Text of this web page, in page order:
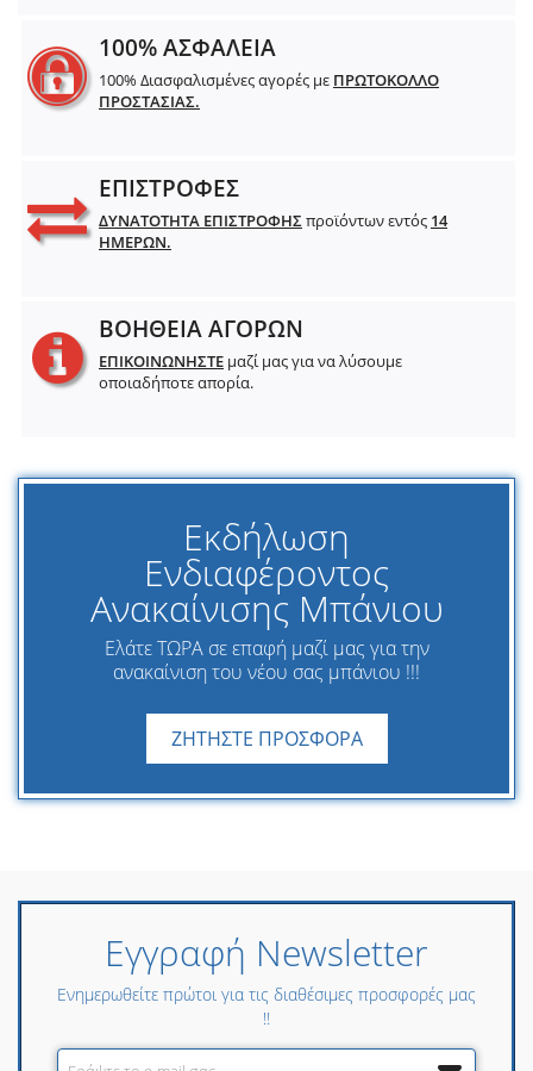
100% ΑΣΦΑΛΕΙΑ
100% Διασφαλισμένες αγορές με ΠΡΩΤΟΚΟΛΛΟ
ΠΡΟΣΤΑΣΙΑΣ.
ΕΠΙΣΤΡΟΦΕΣ
ΔΥΝΑΤΟΤΗΤΑ ΕΠΙΣΤΡΟΦΗΣπροϊόντων εντός 14
ΗΜΕΡΩΝ.
ΒΟΗΘΕΙΑ ΑΓΟΡΩΝ
ΕΠΙΚΟΙΝΩΝΗΣΤΕ μαζί μας για να λύσουμε
οποιαδήποτε απορία.
Εκδήλωση
Ενδιαφέροντος
Ανακαίνισης Μπάνιου
Ελάτε ΤΩΡΑ σε επαφή μαζί μας για την
ανακαίνιση του νέου σας μπάνιου !!!
ΖΗΤΗΣΤΕ ΠΡΟΣΦΟΡΑ
Εγγραφή Newsletter
Ενημερωθείτε πρώτοι για τις διαθέσιμες προσφορές μας
!!